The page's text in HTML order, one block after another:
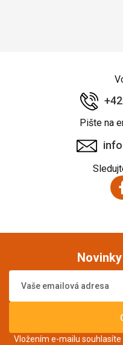
Pište na
Vložením e-mailu